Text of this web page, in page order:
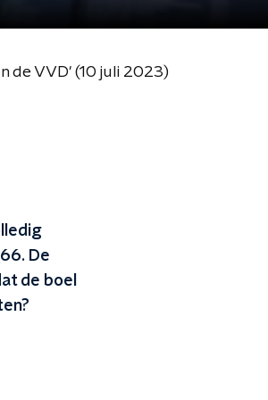
de VVD' (10 juli 2023)
De
de boel